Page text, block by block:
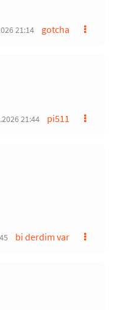
gotcha
21:14
pi511
21:44
bi derdim var